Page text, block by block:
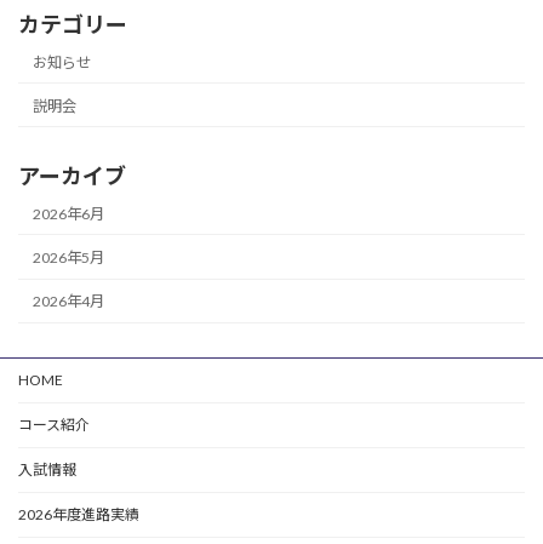
カテゴリー
お知らせ
説明会
アーカイブ
2026年6月
2026年5月
2026年4月
HOME
コース紹介
入試情報
2026年度進路実績